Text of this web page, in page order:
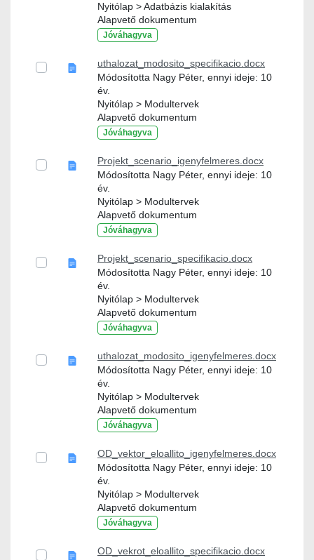
Nyitólap > Adatbázis kialakítás
Alapvető dokumentum
Jóváhagyva
uthalozat_modosito_specifikacio.docx
Módosította Nagy Péter, ennyi ideje: 10
év.
Nyitólap > Modultervek
Alapvető dokumentum
Jóváhagyva
Projekt_scenario_igenyfelmeres.docx
Módosította Nagy Péter, ennyi ideje: 10
év.
Nyitólap > Modultervek
Alapvető dokumentum
Jóváhagyva
Projekt_scenario_specifikacio.docx
Módosította Nagy Péter, ennyi ideje: 10
év.
Nyitólap > Modultervek
Alapvető dokumentum
Jóváhagyva
uthalozat_modosito_igenyfelmeres.docx
Módosította Nagy Péter, ennyi ideje: 10
év.
Nyitólap > Modultervek
Alapvető dokumentum
Jóváhagyva
OD_vektor_eloallito_igenyfelmeres.docx
Módosította Nagy Péter, ennyi ideje: 10
év.
Nyitólap > Modultervek
Alapvető dokumentum
Jóváhagyva
OD_vekrot_eloallito_specifikacio.docx